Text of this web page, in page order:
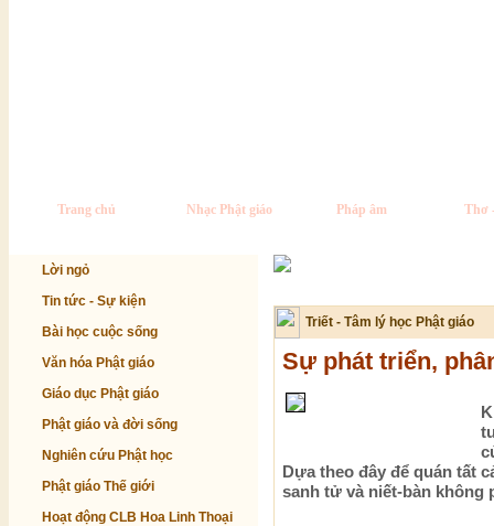
Trang chủ Nhạc Phật giáo Pháp âm Thơ
Lời ngỏ
Tin tức - Sự kiện
Bài học cuộc sống
Văn hóa Phật giáo
Giáo dục Phật giáo
Phật giáo và đời sống
Nghiên cứu Phật học
Phật giáo Thế giới
Hoạt động CLB Hoa Linh Thoại
Triết - Tâm lý học Phật giáo
Sự phát triển,
Dựa theo đây để quán tất
sanh tử và niết-bàn không